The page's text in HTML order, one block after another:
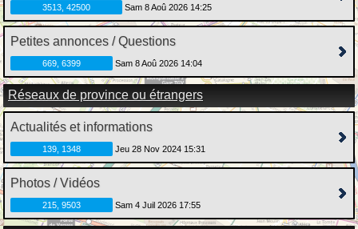
3513, 42500 Sam 8 Aoû 2026 14:25
Petites annonces / Questions
669, 6399 Sam 8 Aoû 2026 14:04
Réseaux de province ou étrangers
Actualités et informations
139, 1348 Jeu 28 Nov 2024 15:31
Photos / Vidéos
215, 9503 Sam 4 Juil 2026 17:55